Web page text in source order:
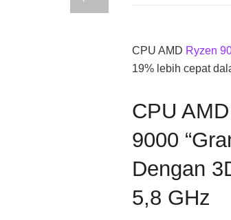
CPU AMD Ryzen
19% lebih cepat
CPU
9000
Dengan
5,8 GHz